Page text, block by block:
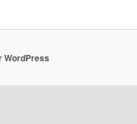
WordPress